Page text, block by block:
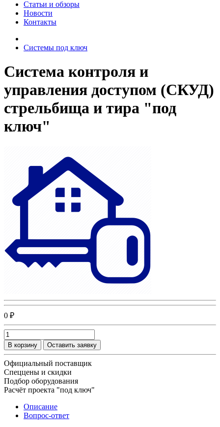
Статьи и обзоры
Новости
Контакты
Системы под ключ
Система контроля и
управления доступом (СКУД)
стрельбища и тира "под
ключ"
0 ₽
В корзину Оставить заявку
Официальный поставщик
Спеццены и скидки
Подбор оборудования
Расчёт проекта "под ключ"
Описание
Вопрос-ответ